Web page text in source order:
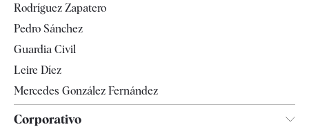
Televisión
Rodríguez Zapatero
Pedro Sánchez
Guardia Civil
Leire Díez
Mercedes González Fernández
Corporativo